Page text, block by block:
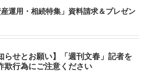
運用・相続特集」資料請求＆プレゼン
らせとお願い】「週刊文春」記者を
欺行為にご注意ください